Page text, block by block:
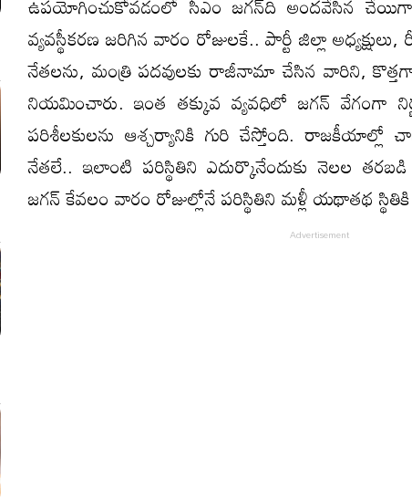
వ్యవస్థీకరణ జరిగిన వారం రోజులకే.. పార్టీ జిల్లా
నేతలను, మంత్రి పదవులకు రాజీనామా చేసిన వారిని,
నియమించారు. ఇంత తక్కువ వ్యవధిలో జగన్‌ వేగంగా
పరిశీలకులను ఆశ్చర్యానికి గురి చేస్తోంది. రాజకీయాల్లో
నేతలే.. ఇలాంటి పరిస్థితిని ఎదుర్కొనేందుకు నెలల
జగన్‌ కేవలం వారం రోజుల్లోనే పరిస్థితిని మళ్లీ యథాతథ స్థితికి